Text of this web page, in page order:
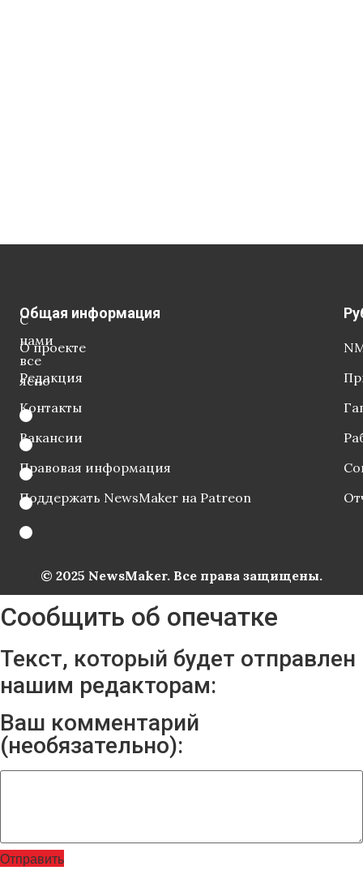
С
нами
все
ясно
Общая информация
О проекте
Редакция
Контакты
Вакансии
Правовая информация
Поддержать NewsMaker на Patreon
© 2025 NewsMaker. Все права защищены.
Сообщить об опечатке
Текст, который будет отправлен
нашим редакторам:
Ваш комментарий
(необязательно):
Отправить